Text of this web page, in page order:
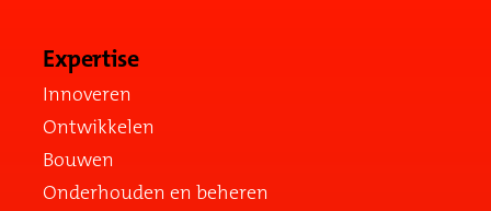
Expertise
Innoveren
Ontwikkelen
Bouwen
Onderhouden en beheren